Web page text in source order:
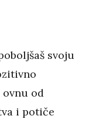
svoju
ovnu od
i potiče